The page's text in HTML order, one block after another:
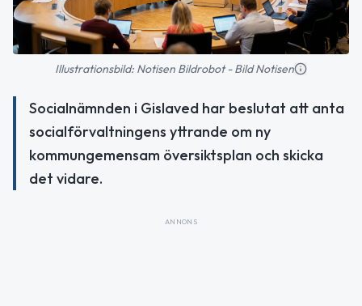
Illustrationsbild: Notisen Bildrobot - Bild Notisen
Socialnämnden i Gislaved har beslutat att anta
socialförvaltningens yttrande om ny
kommungemensam översiktsplan och skicka
det vidare.
ANNONS